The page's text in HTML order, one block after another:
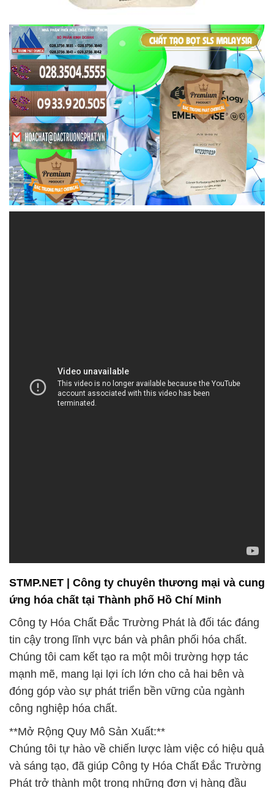
STMP.NET | Công ty chuyên thương mại và cung
ứng hóa chất tại Thành phố Hồ Chí Minh
Công ty Hóa Chất Đắc Trường Phát là đối tác đáng
tin cậy trong lĩnh vực bán và phân phối hóa chất.
Chúng tôi cam kết tạo ra một môi trường hợp tác
mạnh mẽ, mang lại lợi ích lớn cho cả hai bên và
đóng góp vào sự phát triển bền vững của ngành
công nghiệp hóa chất.
**Mở Rộng Quy Mô Sản Xuất:**
Chúng tôi tự hào về chiến lược làm việc có hiệu quả
và sáng tạo, đã giúp Công ty Hóa Chất Đắc Trường
Phát trở thành một trong những đơn vị hàng đầu